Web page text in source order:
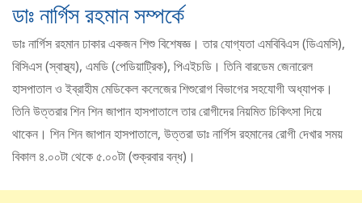
ডাঃ নার্গিস রহমান সম্পর্কে
ডাঃ নার্গিস রহমান ঢাকার একজন শিশু বিশেষজ্ঞ। তার যোগ্যতা এমবিবিএস (ডিএমসি),
বিসিএস (স্বাস্থ্য), এমডি (পেডিয়াট্রিক), পিএইচডি। তিনি বারডেম জেনারেল
হাসপাতাল ও ইব্রাহীম মেডিকেল কলেজের শিশুরোগ বিভাগের সহযোগী অধ্যাপক।
তিনি উত্তরার শিন শিন জাপান হাসপাতালে তার রোগীদের নিয়মিত চিকিৎসা দিয়ে
থাকেন। শিন শিন জাপান হাসপাতালে, উত্তরা ডাঃ নার্গিস রহমানের রোগী দেখার সময়
বিকাল ৪.০০টা থেকে ৫.০০টা (শুক্রবার বন্ধ)।